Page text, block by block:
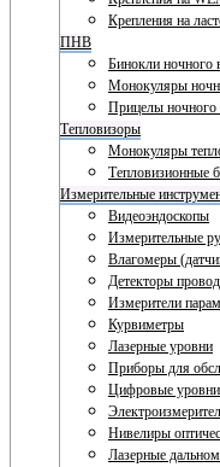
Крепления на
ПНВ
Бинокли ночного
Монокуляры
Прицелы ночного
Тепловизоры
Монокуляры
Тепловизионные
Измерительные
Видеоэндоскопы
Измерительные
Влагомеры
Детекторы
Измерители
Курвиметры
Лазерные уровни
Приборы для
Цифровые
Нивелиры
Лазерные